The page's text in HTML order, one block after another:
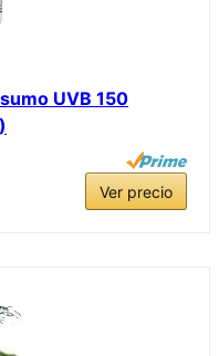
UVB 150
Ver precio